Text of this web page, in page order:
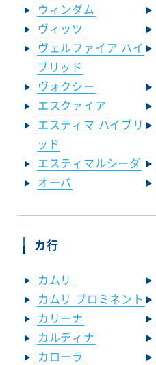
ウィンダム
ヴィッツ
ヴェルファイア ハイ
ブリッド
ヴォクシー
エスクァイア
エスティマ ハイブリ
ッド
エスティマルシーダ
オーパ
カ行
カムリ
カムリ プロミネント
カリーナ
カルディナ
カローラ